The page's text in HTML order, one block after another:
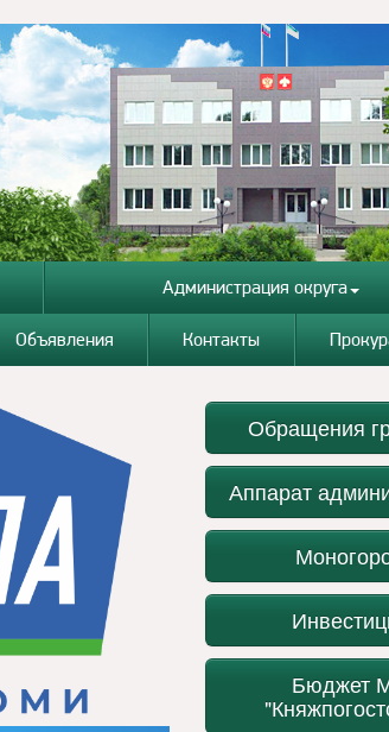
Администрация округа
Объявления Контакты
Обращения
Аппарат
Бюджет